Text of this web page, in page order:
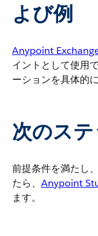
よび例
Anypoint
イントとして使用
ーションを具体的
次のス
前提条件を満たし
たら、​ Anypoint
ます。